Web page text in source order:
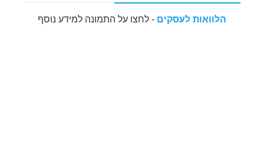
הלוואות לעסקים - לחצו על התמונה למידע נוסף